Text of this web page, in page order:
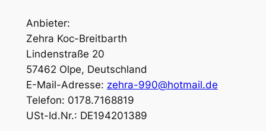
Anbieter:
Zehra Koc-Breitbarth
Lindenstraße 20
57462 Olpe, Deutschland
E-Mail-Adresse: zehra-990@hotmail.de
Telefon: 0178.7168819
USt-Id.Nr.: DE194201389